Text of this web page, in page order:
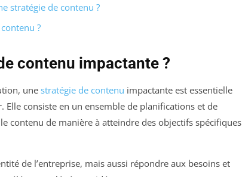
stratégie de contenu ?
?
contenu impactante ?
une stratégie de contenu impactante est essentielle
consiste en un ensemble de planifications et de
contenu de manière à atteindre des objectifs spécifiques
de l’entreprise, mais aussi répondre aux besoins et